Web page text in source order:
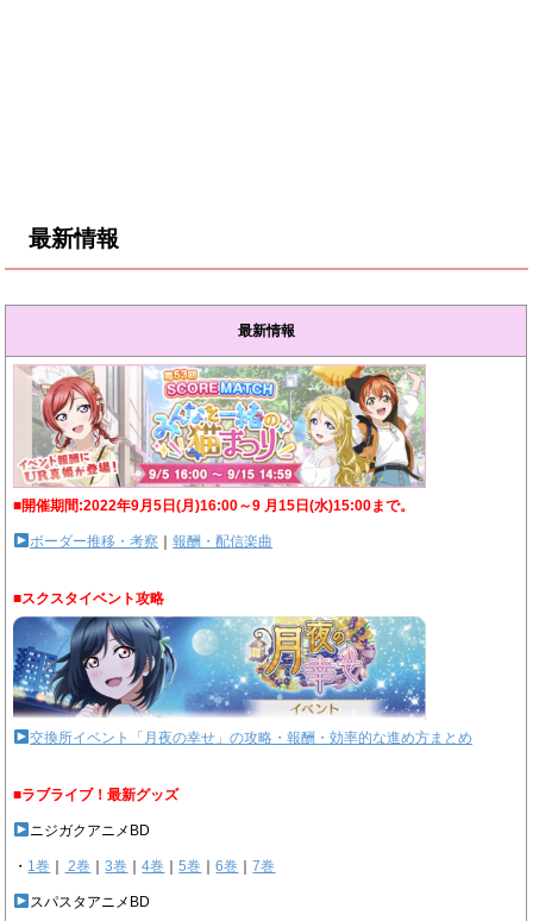
最新情報
最新情報
■開催期間:2022年9月5日(月)16:00～9 月15日(水)15:00まで。
ボーダー推移・考察 ｜報酬・配信楽曲
■スクスタイベント攻略
交換所イベント「月夜の幸せ」の攻略・報酬・効率的な進め方まとめ
■ラブライブ！最新グッズ
ニジガクアニメBD
・ 1巻 2巻 ｜3巻 ｜4巻 ｜5巻 ｜6巻 ｜7巻
スパスタアニメBD